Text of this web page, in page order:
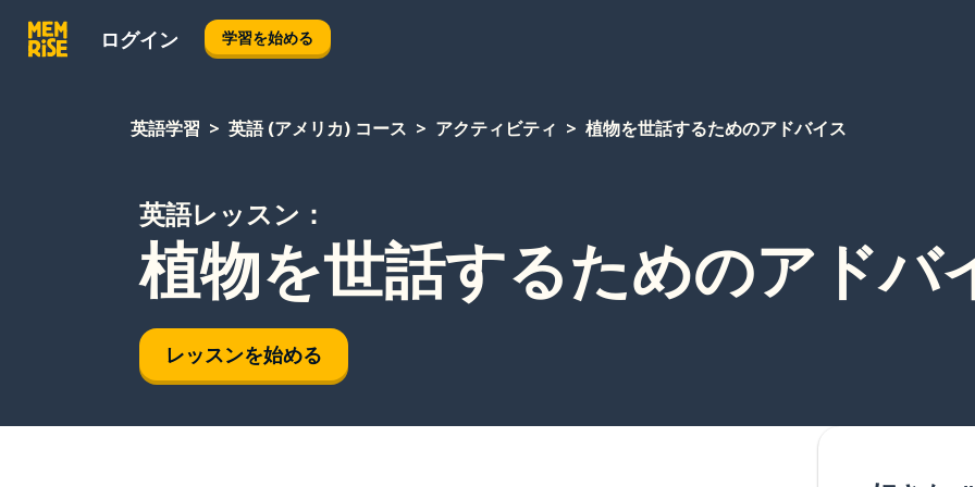
ログイン 学習を始める
英語学習 英語 (アメリカ) コース アクティビティ 植物を世話するためのアドバイス
英語レッスン：
植物を世話するためのアドバ
レッスンを始める